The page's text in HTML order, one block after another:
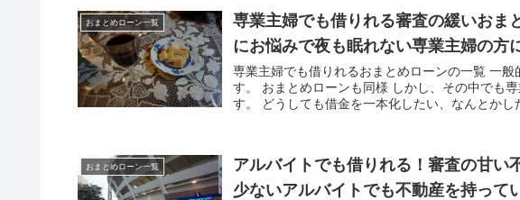
おまとめローン一覧
専業主婦でも借りれる審査の緩いおま
にお悩みで夜も眠れない専業主婦の方
専業主婦でも借りれるおまとめローンの一覧 一
す。 おまとめローンも同様 しかし、その中でも
す。 どうしても借金を一本化したい、なんとかし
おまとめローン一覧
アルバイトでも借りれる！審査の甘い
少ないアルバイトでも不動産を持っ